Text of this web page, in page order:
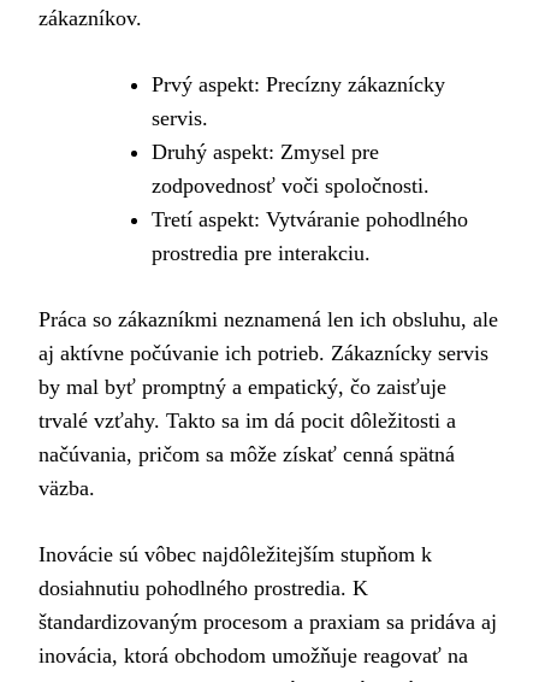
zákazníkov.
Prvý aspekt: Precízny zákaznícky
servis.
Druhý aspekt: Zmysel pre
zodpovednosť voči spoločnosti.
Tretí aspekt: Vytváranie pohodlného
prostredia pre interakciu.
Práca so zákazníkmi neznamená len ich obsluhu, ale
aj aktívne počúvanie ich potrieb. Zákaznícky servis
by mal byť promptný a empatický, čo zaisťuje
trvalé vzťahy. Takto sa im dá pocit dôležitosti a
načúvania, pričom sa môže získať cenná spätná
väzba.
Inovácie sú vôbec najdôležitejším stupňom k
dosiahnutiu pohodlného prostredia. K
štandardizovaným procesom a praxiam sa pridáva aj
inovácia, ktorá obchodom umožňuje reagovať na